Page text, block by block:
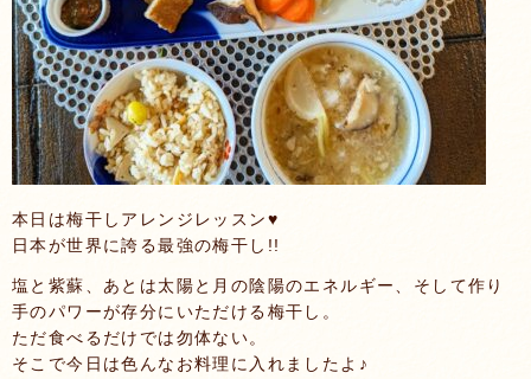
本日は梅干しアレンジレッスン♥
日本が世界に誇る最強の梅干し!!
塩と紫蘇、あとは太陽と月の陰陽のエネルギー、そして作り
手のパワーが存分にいただける梅干し。
ただ食べるだけでは勿体ない。
そこで今日は色んなお料理に入れましたよ♪